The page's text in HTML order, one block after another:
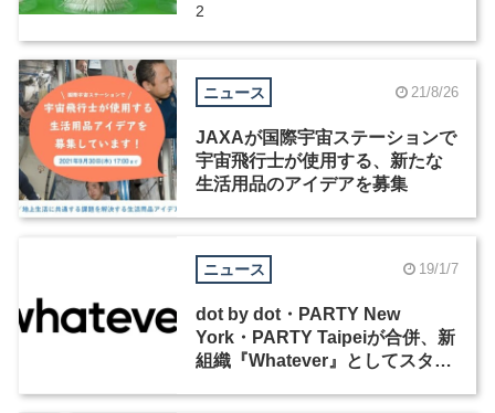
2
ニュース 21/8/26
JAXAが国際宇宙ステーションで
宇宙飛行士が使用する、新たな
生活用品のアイデアを募集
ニュース 19/1/7
dot by dot・PARTY New
York・PARTY Taipeiが合併、新
組織『Whatever』としてスター